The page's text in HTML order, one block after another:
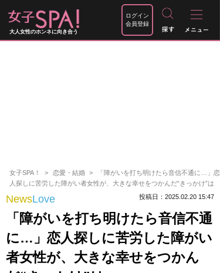
大人女性のホンネに向き合う
ログイン
会員登録
女子SPA！ 恋愛・結婚
「障がいを打ち明けたら音信不通に…」恋
人探しに苦労した障がい者女性が、大きな幸せをつかんだ“きっかけ”は
NewsLove 投稿日：2025.02.20 15:47
「障がいを打ち明けたら音信不通
に…」恋人探しに苦労した障がい
者女性が、大きな幸せをつかん